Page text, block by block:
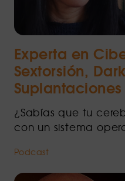
Experta en
Sextorsión,
¿Sabías que tu
con un sistema
Podcast